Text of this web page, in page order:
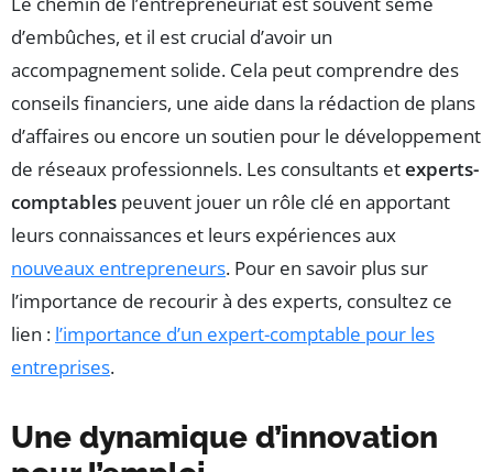
d’embûches, et il est crucial d’avoir un
accompagnement solide. Cela peut comprendre des
conseils financiers, une aide dans la rédaction de plans
d’affaires ou encore un soutien pour le développement
de réseaux professionnels. Les consultants etexperts-
comptables peuvent jouer un rôle clé en apportant
leurs connaissances et leurs expériences aux
nouveaux entrepreneurs. Pour en savoir plus sur
l’importance de recourir à des experts, consultez ce
lien : l’importance d’un expert-comptable pour les
entreprises.
Une dynamique d’innovation